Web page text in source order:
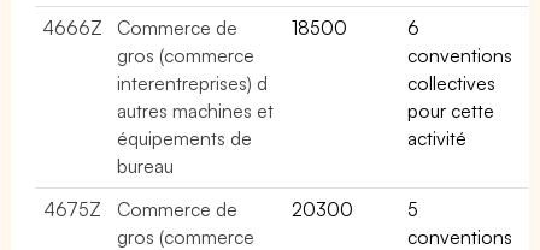
4666Z
Commerce de
gros (commerce
interentreprises) d
autres machines et
équipements de
bureau
18500
6
conventions
collectives
pour cette
activité
4675Z
Commerce de
gros (commerce
20300
5
conventions